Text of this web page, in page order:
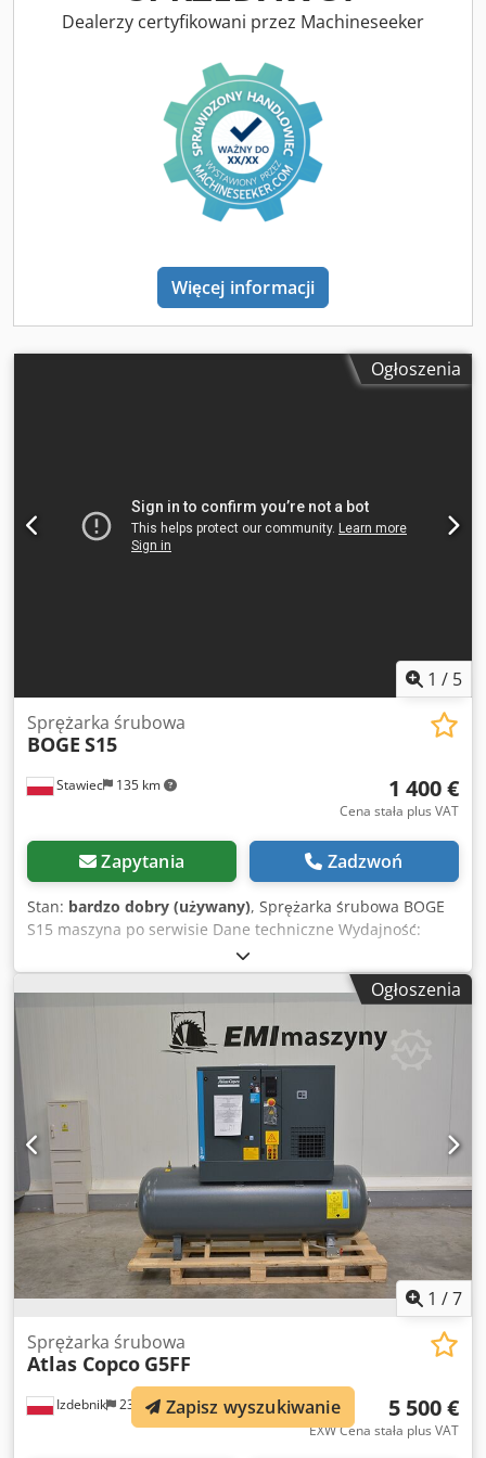
x 520 x 740 mm Waga 95 kg Producent: Cormak
Dealerzy certyfikowani przez Machineseeker
Więcej informacji
Ogłoszenia
1 / 5
Stawiec 135 km
Sprężarka śrubowa
BOGE S15
1 400 €
Cena stała plus VAT
Zapytania Zadzwoń
Stan: bardzo dobry (używany), Sprężarka śrubowa BOGE
S15 maszyna po serwisie Dane techniczne Wydajność:
1,45m3/min (1450 L/min); silnik o mocy 11 KW; Dkjdpfx
Agsyfpf Eo Dsr ciśnienie max: 10 bar; rok;2003 przebieg:
11320h; cena netto 6200 zł cena brutto 7626 zł Ogłoszenia
1 /7
Izdebnik 232 km
Sprężarka śrubowa
Atlas Copco G5FF
5 500 €
EXW Cena stała plus VAT
Zapisz wyszukiwanie